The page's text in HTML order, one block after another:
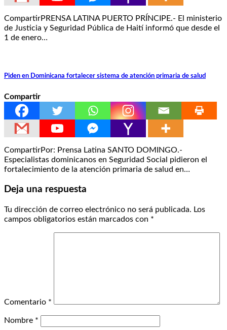
CompartirPRENSA LATINA PUERTO PRÍNCIPE.- El ministerio
de Justicia y Seguridad Pública de Haití informó que desde el
1 de enero…
Piden en Dominicana fortalecer sistema de atención primaria de salud
Compartir
CompartirPor: Prensa Latina SANTO DOMINGO.-
Especialistas dominicanos en Seguridad Social pidieron el
fortalecimiento de la atención primaria de salud en…
Deja una respuesta
Tu dirección de correo electrónico no será publicada. Los
campos obligatorios están marcados con *
Comentario *
Nombre *